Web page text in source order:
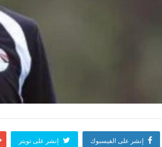
إنشر على الفيسبوك إنشر على تويتر